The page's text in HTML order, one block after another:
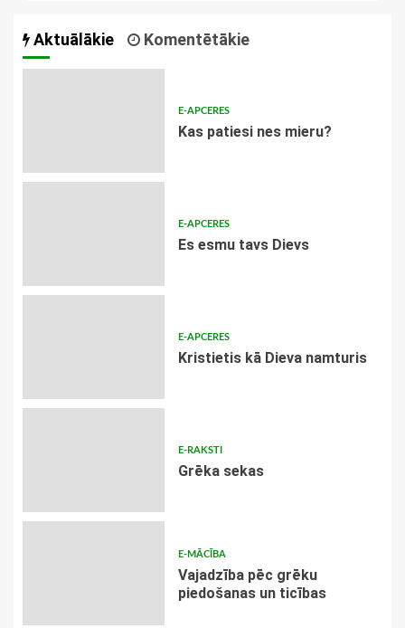
Aktuālākie Komentētākie
E-APCERES
​Kas patiesi nes mieru?
E-APCERES
Es esmu tavs Dievs
E-APCERES
Kristietis kā Dieva namturis
E-RAKSTI
Grēka sekas
E-MĀCĪBA
Vajadzība pēc grēku
piedošanas un ticības